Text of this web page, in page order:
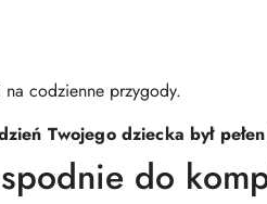
codzienne przygody.
Twojego dziecka był
do